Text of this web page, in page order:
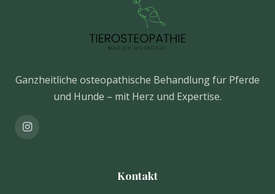
Ganzheitliche osteopathische Behandlung für Pferde
und Hunde – mit Herz und Expertise.
Kontakt